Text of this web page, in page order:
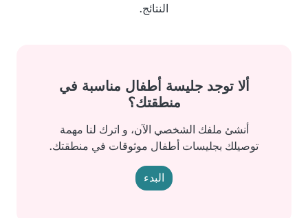
النتائج.
ألا توجد جليسة أطفال مناسبة في
منطقتك؟
أنشئ ملفك الشخصي الآن، و اترك لنا مهمة
توصيلك بجليسات أطفال موثوقات في منطقتك.
البدء